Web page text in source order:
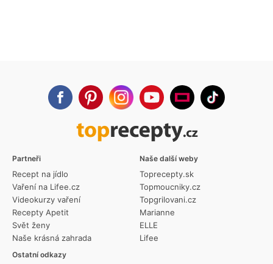
Partneři
Recept na jídlo
Vaření na Lifee.cz
Videokurzy vaření
Recepty Apetit
Svět ženy
Naše krásná zahrada
Ostatní odkazy
Naše další weby
Toprecepty.sk
Topmoucniky.cz
Topgrilovani.cz
Marianne
ELLE
Lifee